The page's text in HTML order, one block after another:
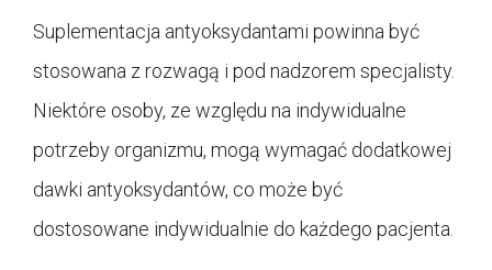
Suplementacja antyoksydantami powinna być
stosowana z rozwagą i pod nadzorem specjalisty.
Niektóre osoby, ze względu na indywidualne
potrzeby organizmu, mogą wymagać dodatkowej
dawki antyoksydantów, co może być
dostosowane indywidualnie do każdego pacjenta.